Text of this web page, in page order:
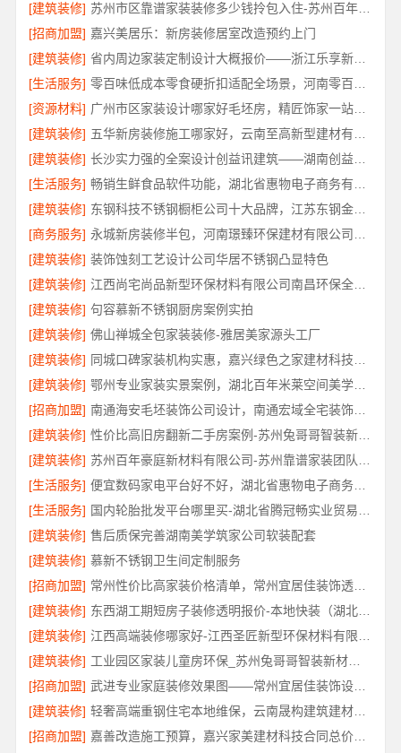
[建筑装修]
苏州市区靠谱家装装修多少钱拎包入住-苏州百年豪庭新材料有限公司
[招商加盟] 嘉兴美居乐：新房装修居室改造预约上门
[建筑装修]
省内周边家装定制设计大概报价——浙江乐享新材料
[生活服务]
[资源材料]
广州市区家装设计哪家好毛坯房，精匠饰家一站式整装
[建筑装修]
[建筑装修]
[生活服务]
[建筑装修]
东钢科技不锈钢橱柜公司十大品牌，江苏东钢金属科技有限公司
[商务服务]
[建筑装修] 装饰蚀刻工艺设计公司华居不锈钢凸显特色
[建筑装修]
江西尚宅尚品新型环保材料有限公司南昌环保全屋定制口碑
[建筑装修] 句容慕新不锈钢厨房案例实拍
[建筑装修] 佛山禅城全包家装装修-雅居美家源头工厂
[建筑装修]
[建筑装修]
鄂州专业家装实景案例，湖北百年米莱空间美学装饰材料有限公司
[招商加盟]
南通海安毛坯装饰公司设计，南通宏域全宅装饰建材有限公司
[建筑装修]
性价比高旧房翻新二手房案例-苏州兔哥哥智装新材料
[建筑装修]
[生活服务]
便宜数码家电平台好不好，湖北省惠物电子商务有限公司品质信赖
[生活服务]
[建筑装修] 售后质保完善湖南美学筑家公司软装配套
[建筑装修] 慕新不锈钢卫生间定制服务
[招商加盟]
常州性价比高家装价格清单，常州宜居佳装饰透明报价
[建筑装修]
东西湖工期短房子装修透明报价-本地快装（湖北）科技有限公司
[建筑装修]
[建筑装修]
工业园区家装儿童房环保_苏州兔哥哥智装新材料有限公司
[招商加盟]
武进专业家庭装修效果图——常州宜居佳装饰设计分享
[建筑装修]
轻奢高端重钢住宅本地维保，云南晟构建筑建材有限公司
[招商加盟]
嘉善改造施工预算，嘉兴家美建材科技合同总价透明控